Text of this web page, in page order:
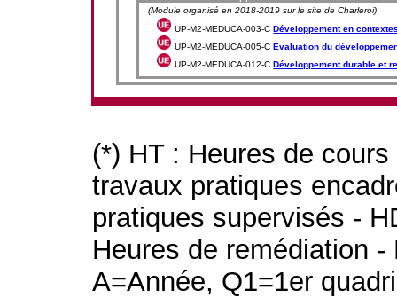
(Module organisé en 2018-2019 sur le site de Charleroi)
UP-M2-MEDUCA-003-CDéveloppement en
UP-M2-MEDUCA-005-CEvaluation du
UP-M2-MEDUCA-012-CDéveloppement durable et
(*) HT : Heures de
travaux pratiques
pratiques supervisés -
Heures de remédiation
A=Année, Q1=1er